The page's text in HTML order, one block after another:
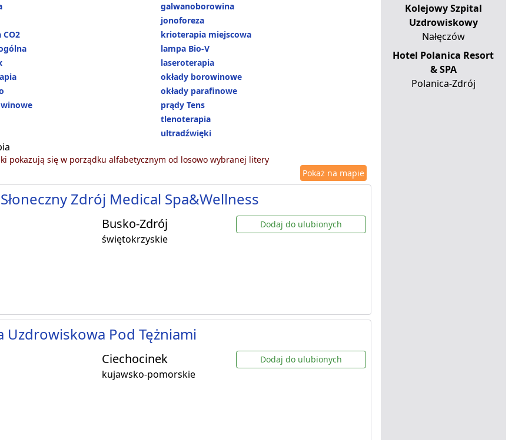
galwanoborowina
jonoforeza
krioterapia miejscowa
lampa Bio-V
laseroterapia
okłady borowinowe
okłady parafinowe
prądy Tens
tlenoterapia
ultradźwięki
pokazują się w porządku alfabetycznym od losowo wybranej litery
Pokaż na mapie
Zdrój Medical Spa&Wellness
Busko-Zdrój
świętokrzyskie
Dodaj do ulubionych
Uzdrowiskowa Pod Tężniami
Ciechocinek
kujawsko-pomorskie
Dodaj do ulubionych
Kolejowy Szpital
Uzdrowiskowy
Nałęczów
Hotel Polanica Resort
& SPA
Polanica-Zdrój